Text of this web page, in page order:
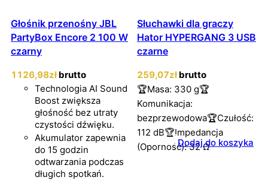
Głośnik przenośny JBL
PartyBox Encore 2 100 W
czarny
1126,98zł brutto
Technologia AI Sound
Boost zwiększa
głośność bez utraty
czystości dźwięku.
Akumulator zapewnia
do 15 godzin
odtwarzania podczas
długich spotkań.
Słuchawki dla graczy
Hator HYPERGANG 3 USB
czarne
259,07zł brutto
🏆Masa: 330 g🏆
Komunikacja:
bezprzewodowa🏆Czułość:
112 dB🏆Impedancja
(Oporność): 32 ΩDodaj do koszyka